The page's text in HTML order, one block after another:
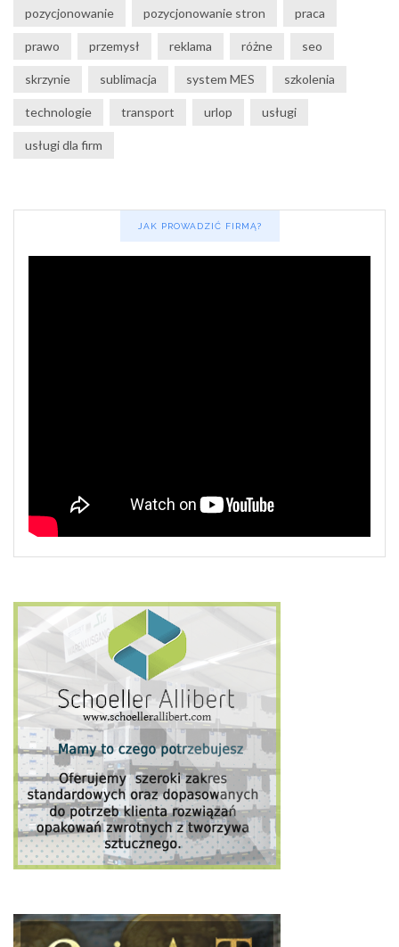
pozycjonowanie pozycjonowanie stron praca
prawo przemysł reklama różne seo
skrzynie sublimacja system MES szkolenia
technologie transport urlop usługi
usługi dla firm
JAK PROWADZIĆ FIRMĄ?